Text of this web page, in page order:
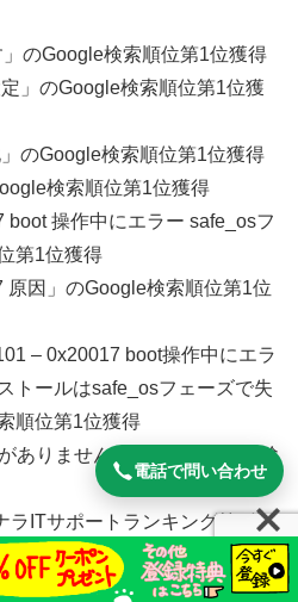
のGoogle検索順位第1位獲得
」のGoogle検索順位第1位獲
のGoogle検索順位第1位獲得
検索順位第1位獲得
boot 操作中にエラー safe_osフ
第1位獲得
原因」のGoogle検索順位第1位
– 0x20017 boot操作中にエラ
トールはsafe_osフェーズで失
順位第1位獲得
ありません 2019」のGoogle検
ラITサポートランキング第1位
ラITサポートおすすめ順第1位
電話で問い合わせ